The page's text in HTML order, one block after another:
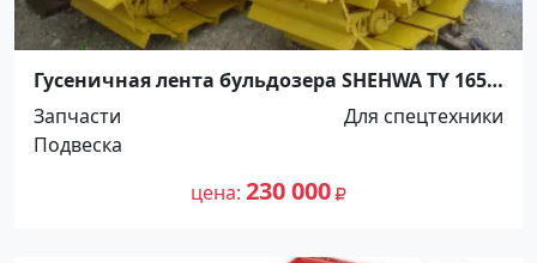
Гусеничная лента бульдозера SHEHWA TY 165-2
Краснодар
Запчасти
Для спецтехники
Подвеска
цена 230 000